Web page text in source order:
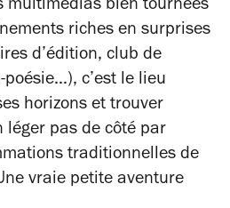
multimédias bien tournées
riches en surprises
d’édition, club de
c’est le lieu
horizons et trouver
léger pas de côté par
traditionnelles de
vraie petite aventure